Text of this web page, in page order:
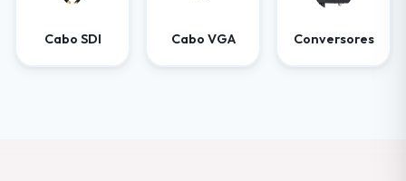
Cabo SDI Cabo VGA Conversores